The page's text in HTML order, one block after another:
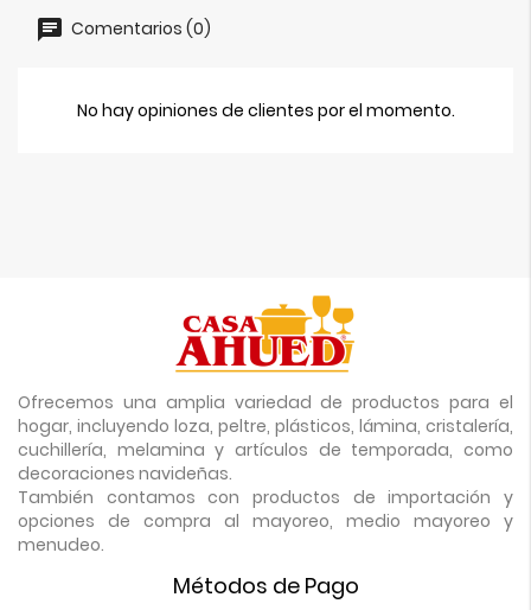
Comentarios (0)
No hay opiniones de clientes por el momento.
Ofrecemos una amplia variedad de productos para el
hogar, incluyendo loza, peltre, plásticos, lámina, cristalería,
cuchillería, melamina y artículos de temporada, como
decoraciones navideñas.
También contamos con productos de importación y
opciones de compra al mayoreo, medio mayoreo y
menudeo.
Métodos de Pago